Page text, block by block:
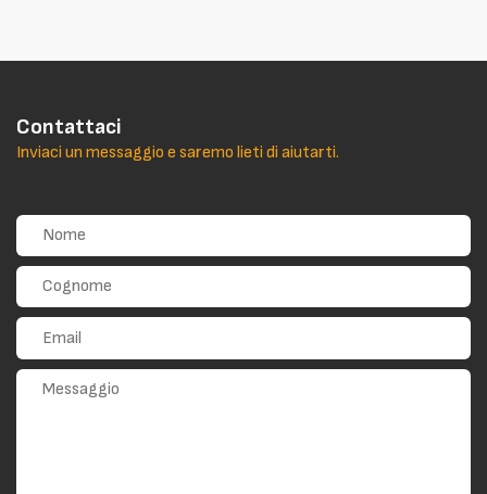
Contattaci
Inviaci un messaggio e saremo lieti di aiutarti.